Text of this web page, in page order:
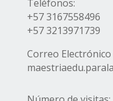
Teléfonos:
+57 3167558496
+57 3213971739
Correo Electrónico